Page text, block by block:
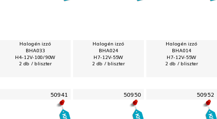
Halogén izzó
BHA033
H4-12V-100/90W
2 db / bliszter
Halogén izzó
BHA024
H7-12V-55W
2 db / bliszter
Halogén izzó
BHA014
H7-12V-55W
2 db / bliszter
50941 50950 50952